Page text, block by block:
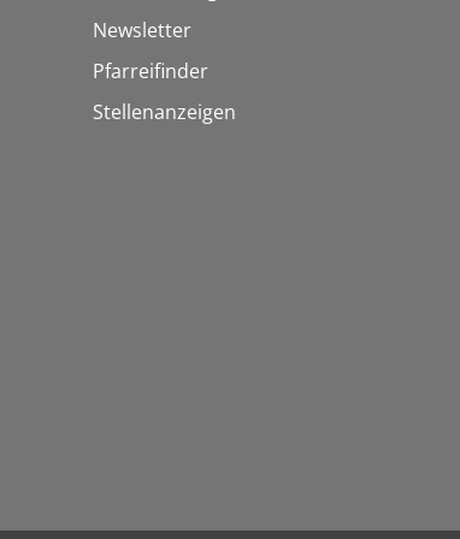
Newsletter
Pfarreifinder
Stellenanzeigen